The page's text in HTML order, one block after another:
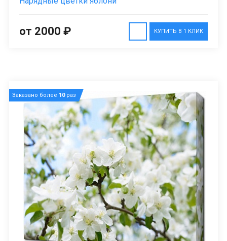
КУПИТЬ В 1 КЛИК
от 2000 ₽
Заказано более 10раз